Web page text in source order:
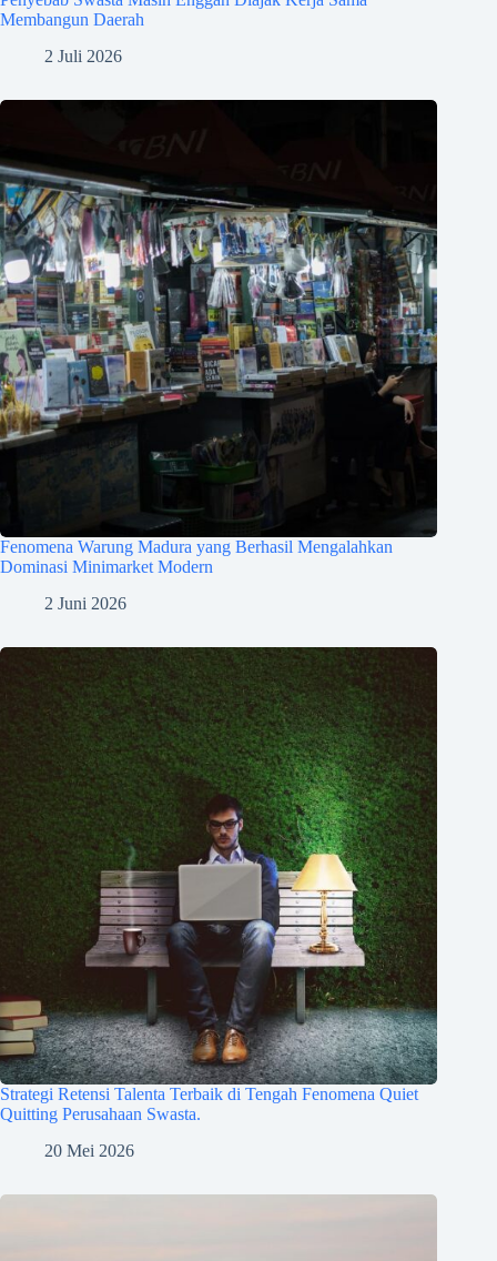
Membangun Daerah
2 Juli 2026
Fenomena Warung Madura yang Berhasil Mengalahkan
Dominasi Minimarket Modern
2 Juni 2026
Strategi Retensi Talenta Terbaik di Tengah Fenomena Quiet
Quitting Perusahaan Swasta.
20 Mei 2026